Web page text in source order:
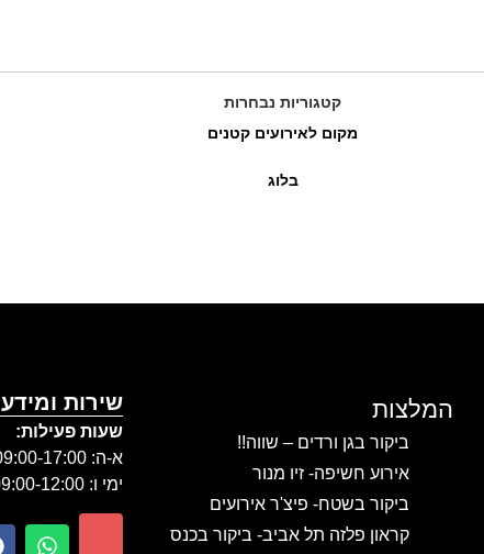
קטגוריות נבחרות
מקום לאירועים קטנים
בלוג
המלצות
ביקור בגן ורדים – שווה!!
אירוע חשיפה- זיו מנור
ביקור בשטח- פיצ'ר אירועים
קראון פלזה תל אביב- ביקור בכנס
שירות ומידע
שעות פעילות:
א-ה: 09:00-17:00
ימי ו: 09:00-12:00